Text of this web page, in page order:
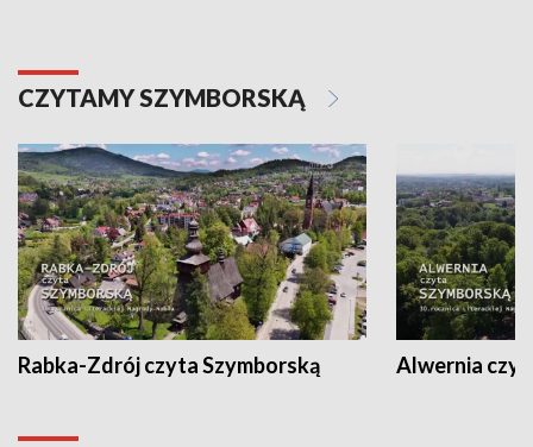
CZYTAMY SZYMBORSKĄ
Rabka-Zdrój czyta Szymborską Alwernia